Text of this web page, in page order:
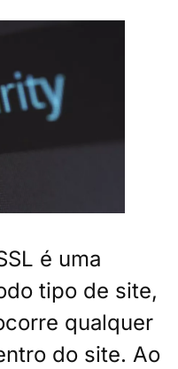
é uma
tipo de site,
qualquer
do site. Ao